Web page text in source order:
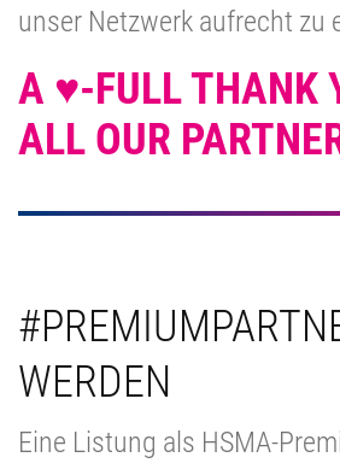
unser Netzwerk aufrecht zu
A ♥️-FULL THANK
ALL OUR
WERDEN
Eine Listung als HSMA-